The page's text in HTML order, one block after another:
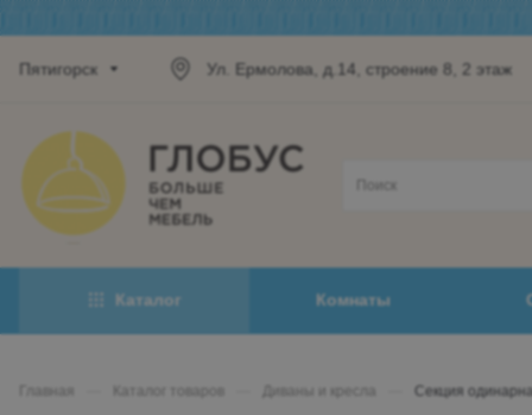
Пятигорск Ул. Ермолова, д.14, строение 8, 2 этаж
Каталог Комнаты
Главная Каталог товаров Диваны и кресла Секция